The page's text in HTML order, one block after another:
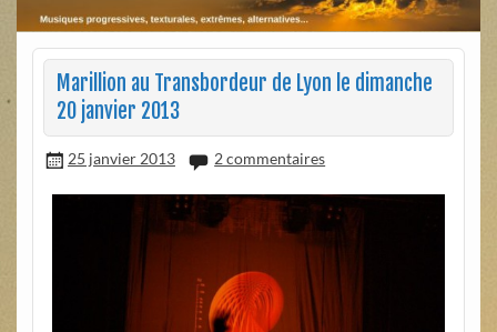
Marillion au Transbordeur de Lyon le dimanche
20 janvier 2013
25 janvier 2013 2 commentaires